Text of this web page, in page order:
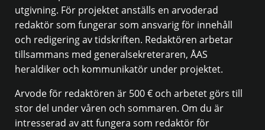
utgivning. För projektet anställs en arvoderad
redaktör som fungerar som ansvarig för innehåll
och redigering av tidskriften. Redaktören arbetar
tillsammans med generalsekreteraren, ÅAS
heraldiker och kommunikatör under projektet.
Arvode för redaktören är 500 € och arbetet görs till
stor del under våren och sommaren. Om du är
intresserad av att fungera som redaktör för